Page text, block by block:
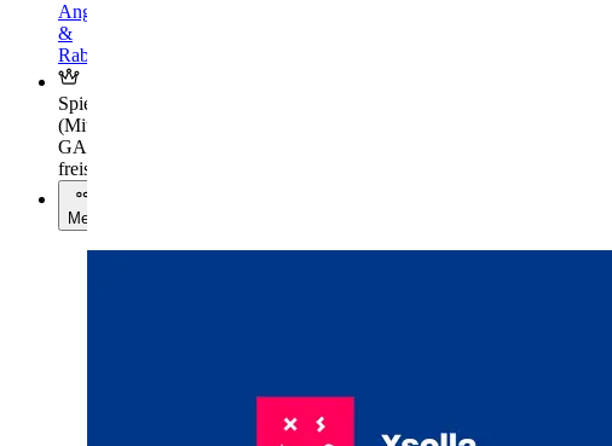
Angebote
&
Rabatte
Spielekalender
(Mit
GAMES+
freischalten
Mehr